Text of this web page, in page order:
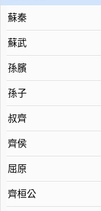
蘇秦
蘇武
孫臏
孫子
叔齊
齊侯
屈原
齊桓公